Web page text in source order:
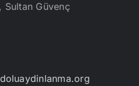
Sultan Güvenç